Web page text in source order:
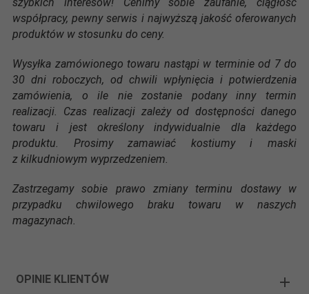
współpracy, pewny serwis i najwyższą jakość oferowanych
produktów w stosunku do ceny.
Wysyłka zamówionego towaru nastąpi w terminie od 7 do
30 dni roboczych, od chwili wpłynięcia i potwierdzenia
zamówienia, o ile nie zostanie podany inny termin
realizacji. Czas realizacji zależy od dostępności danego
towaru i jest określony indywidualnie dla każdego
produktu. Prosimy zamawiać kostiumy i maski
z kilkudniowym wyprzedzeniem.
Zastrzegamy sobie prawo zmiany terminu dostawy w
przypadku chwilowego braku towaru w naszych
magazynach.
OPINIE KLIENTÓW